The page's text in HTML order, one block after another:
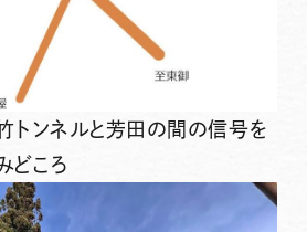
トンネルと芳田の間の信号を
どころ